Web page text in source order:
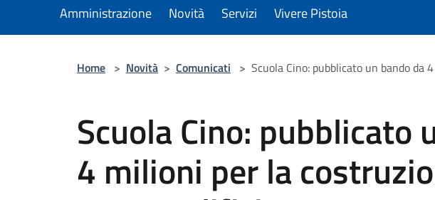
Amministrazione Novità Servizi Vivere Pistoia
Home > Novità > Comunicati > Scuola Cino: pubblicato un bando da
Scuola Cino: pubblicato
4 milioni per la